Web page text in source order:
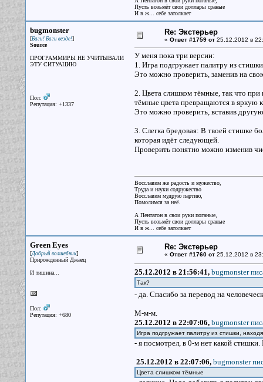
Пусть возьмёт свои доллары сраные
И в ж... себе затолкает
bugmonster
[Баги! Баги везде!]
Source
ПРОГРАММИРЫ НЕ УЧИТЫВАЛИ
ЭТУ СИТУАЦИЮ
Пол:
Репутация: +1337
Re: Экстерьер
« Ответ #1759 от25.12.2012 в
У меня пока три версии:
1. Игра подгружает палитру из
Это можно проверить, заменив на
2. Цвета слишком тёмные, так что при
тёмные цвета превращаются в яркую
Это можно проверить, вставив
3. Слегка бредовая: В твоей стишке
которая идёт следующей.
Проверить понятно можно изменив
Восславим же радость и мужество,
Труда и науки содружество
Восславим мудрую партию,
Помолимся за неё.
А Пентагон в свои руки поганые,
Пусть возьмёт свои доллары сраные
И в ж... себе затолкает
Green Eyes
[Добрый волшебник]
Прирожденный Джаец
И тишина...
Пол:
Репутация: +680
Re: Экстерьер
« Ответ #1760 от25.12.2012 в
25.12.2012 в 21:56:41, bugmonster
Так?
- да. Спасибо за перевод на
М-м-м.
25.12.2012 в 22:07:06, bugmonster
Игра подгружает палитру из стишки,
- я посмотрел, в 0-м нет какой
25.12.2012 в 22:07:06, bugmonster
Цвета слишком тёмные